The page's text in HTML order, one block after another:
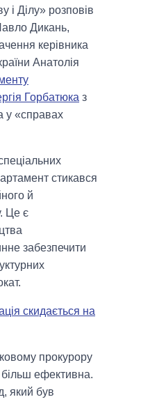
і Ділу» розповів
Дикань,
керівника
Анатолія
Горбатюка з
у «справах
стикався
й
Це є
забезпечити
скидається на
прокурору
ефективна.
який був